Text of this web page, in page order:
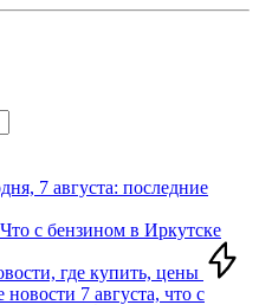
7 августа: последние
Что с бензином в Иркутске
где купить, цены
7 августа, что с